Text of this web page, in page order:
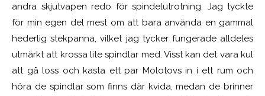
andra skjutvapen redo för spindelutrotning. Jag tyckte
för min egen del mest om att bara använda en gammal
hederlig stekpanna, vilket jag tycker fungerade alldeles
utmärkt att krossa lite spindlar med. Visst kan det vara kul
att gå loss och kasta ett par Molotovs in i ett rum och
höra de spindlar som finns där kvida, medan de brinner